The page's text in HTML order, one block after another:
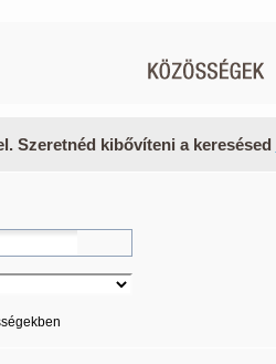
Szeretnéd kibővíteni a keresésed